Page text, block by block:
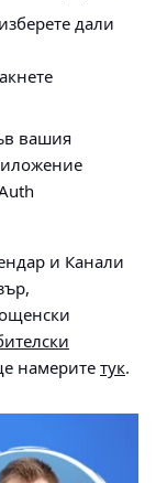
дали
вашия
и Канали
намерите тук.